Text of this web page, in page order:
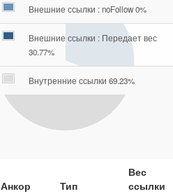
Внешние ссылки : noFollow 0%
Внешние ссылки : Передает вес
30.77%
Внутренние ссылки 69.23%
Анкор Тип
Вес
ссылки